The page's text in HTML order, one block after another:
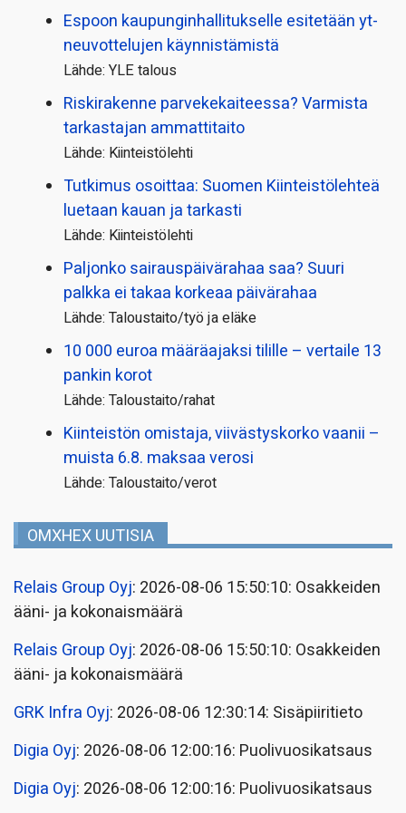
Espoon kaupungin­hallitukselle esitetään yt-
neuvottelujen käynnistämistä
Lähde: YLE talous
Riskirakenne parvekekaiteessa? Varmista
tarkastajan ammattitaito
Lähde: Kiinteistölehti
Tutkimus osoittaa: Suomen Kiinteistölehteä
luetaan kauan ja tarkasti
Lähde: Kiinteistölehti
Paljonko sairauspäivä­rahaa saa? Suuri
palkka ei takaa korkeaa päivärahaa
Lähde: Taloustaito/työ ja eläke
10 000 euroa määräajaksi tilille – vertaile 13
pankin korot
Lähde: Taloustaito/rahat
Kiinteistön omistaja, viivästyskorko vaanii –
muista 6.8. maksaa verosi
Lähde: Taloustaito/verot
OMXHEX UUTISIA
Relais Group Oyj: 2026-08-06 15:50:10: Osakkeiden
ääni- ja kokonaismäärä
Relais Group Oyj: 2026-08-06 15:50:10: Osakkeiden
ääni- ja kokonaismäärä
GRK Infra Oyj: 2026-08-06 12:30:14: Sisäpiiritieto
Digia Oyj: 2026-08-06 12:00:16: Puolivuosikatsaus
Digia Oyj: 2026-08-06 12:00:16: Puolivuosikatsaus